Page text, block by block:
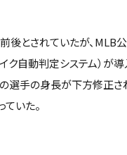
とされていたが、MLB
ク自動判定システム）が
選手の身長が下方修正
いた。